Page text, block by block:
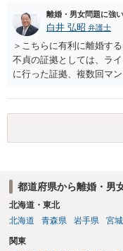
離婚・男女問題に強
白井 弘昭 弁護士
＞こちらに有利に離婚す
不貞の証拠としては、ラ
に行った証拠、複数回マ
婚する、慰謝料をとるな
貞発覚後、長期間同居を
場合がありますので、ご
都道府県から離婚・男
北海道・東北
北海道
青森県 岩手県 宮
関東